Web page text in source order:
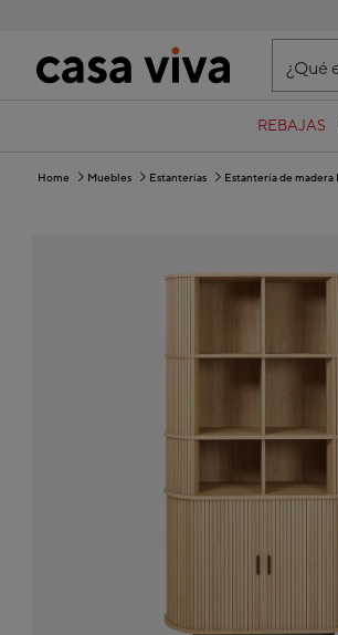
¿Qué
REBAJAS
Home Muebles Estanterías Estantería de madera